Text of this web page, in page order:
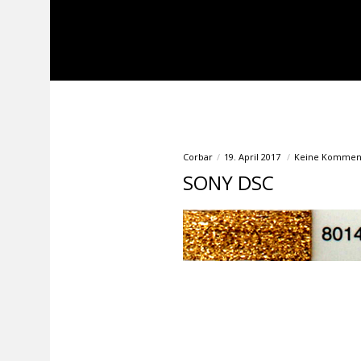
Corbar 19. April 2017 Keine
SONY DSC